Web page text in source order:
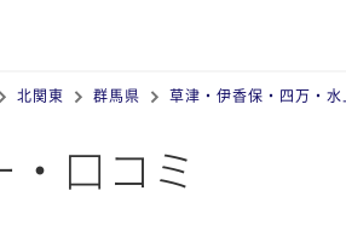
北関東 群馬県 草津・伊香保・四万・水
・口コミ